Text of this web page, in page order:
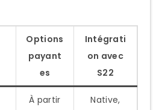
Options
payant
es
Intégrati
on avec
S22
À partir
Native,